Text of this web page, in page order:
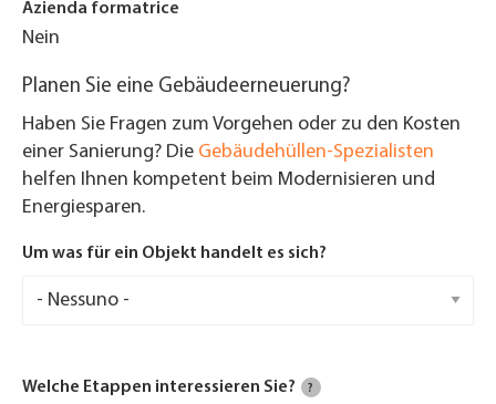
Azienda formatrice
Nein
Planen Sie eine Gebäudeerneuerung?
Haben Sie Fragen zum Vorgehen oder zu den Kosten
einer Sanierung? Die Gebäudehüllen-Spezialisten
helfen Ihnen kompetent beim Modernisieren und
Energiesparen.
Um was für ein Objekt handelt es sich?
Welche Etappen interessieren Sie? ?